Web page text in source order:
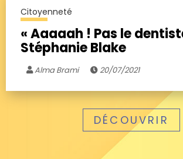
Citoyenneté
« Aaaaah ! Pas le
Stéphanie Blake
Alma Brami 20/07/2021
DÉCOUVRIR